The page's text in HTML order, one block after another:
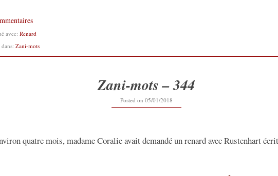
avec: Renard
dans: Zani-mots
Zani-mots – 344
Posted on 05/01/2018
quatre mois, madame Coralie avait demandé un renard avec Rustenhart